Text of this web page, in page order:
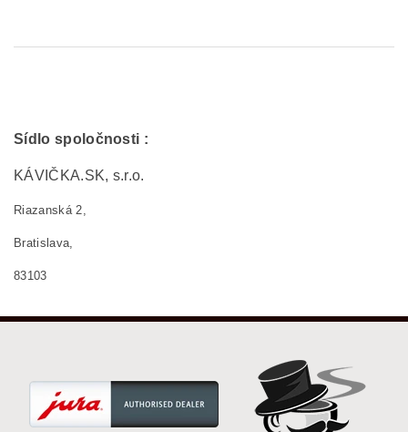
Sídlo spoločnosti :
KÁVIČKA.SK, s.r.o.
Riazanská 2,
Bratislava,
83103